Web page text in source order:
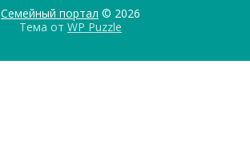
Семейный портал © 2026
Тема от WP Puzzle